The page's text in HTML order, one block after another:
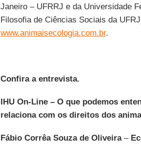
Janeiro – UFRRJ e da Universidade
Filosofia de Ciências Sociais da
www.animaisecologia.com.br.
Confira a entrevista.
IHU On-Line – O que podemos
relaciona com os direitos dos
Fábio Corrêa Souza de Oliveira–